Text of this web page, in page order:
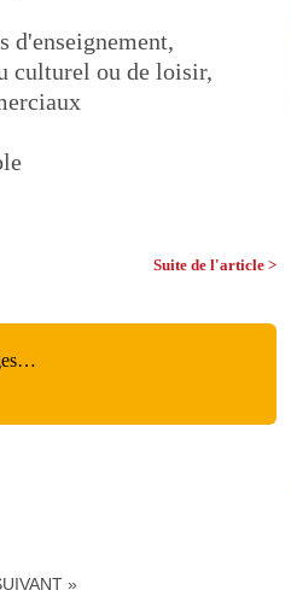
d'enseignement,
culturel ou de loisir,
Suite de l'article >
»